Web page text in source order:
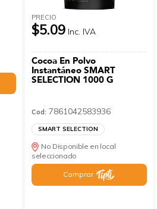
PRECIO
$5.09 Inc. IVA
Cocoa En Polvo
Instantáneo SMART
SELECTION 1000 G
Cod: 7861042583936
SMART SELECTION
No Disponible en local
seleccionado
Comprar